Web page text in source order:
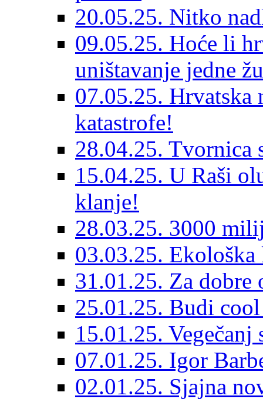
20.05.25. Nitko
09.05.25. Hoće li
uništavanje jedne
07.05.25. Hrvatska
katastrofe!
28.04.25. Tvornica
15.04.25. U Raši
klanje!
28.03.25. 3000
03.03.25.
31.01.25. Za
25.01.25. Budi
15.01.25.
07.01.25. Igor
02.01.25. Sjajna